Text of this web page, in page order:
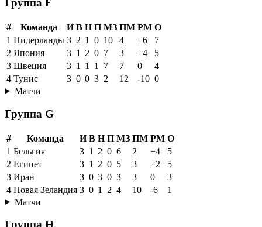
Группа F
# Команда И В Н П МЗ ПМ РМ О
1 Нидерланды 3 2 1 0 10 4 +6
7
2 Япония 3 1 2 0 7 3 +4
5
3 Швеция 3 1 1 1 7 7 0
4
4 Тунис 3 0 0 3 2 12 -10 0
Матчи
Группа G
# Команда И В Н П МЗ ПМ РМ О
1 Бельгия 3 1 2 0 6 2 +4
5
2 Египет 3 1 2 0 5 3 +2
5
3 Иран 3 0 3 0 3 3 0
3
4 Новая Зеландия 3 0 1 2 4 10 -6
1
Матчи
Группа H